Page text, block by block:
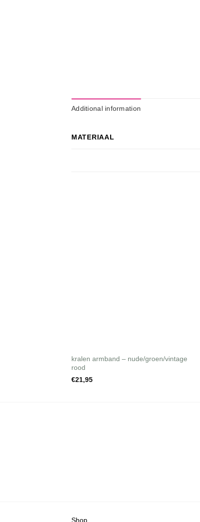
Additional information
MATERIAAL
kralen armband – nude/groen/vintage
rood
€21,95
Shop